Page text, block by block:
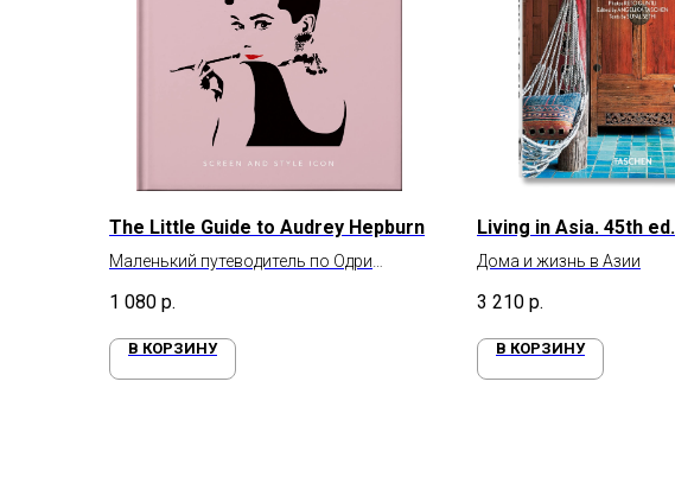
The Little Guide to Audrey Hepburn
Маленький путеводитель по Одри
1 080 р.
В КОРЗИНУ
Living in Asia. 45th ed.
Дома и жизнь в Азии
3 210 р.
В КОРЗИНУ